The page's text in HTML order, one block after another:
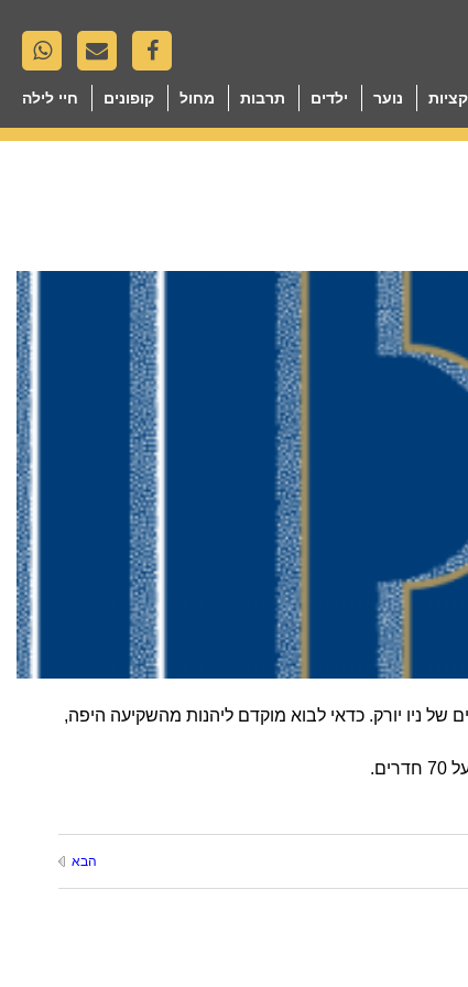
נוער ילדים תרבות מחול קופונים חיי לילה
של ניו יורק. כדאי לבוא מוקדם ליהנות מהשקיעה היפה,
הבא